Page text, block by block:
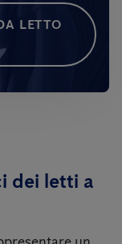
LETTO
dei letti a